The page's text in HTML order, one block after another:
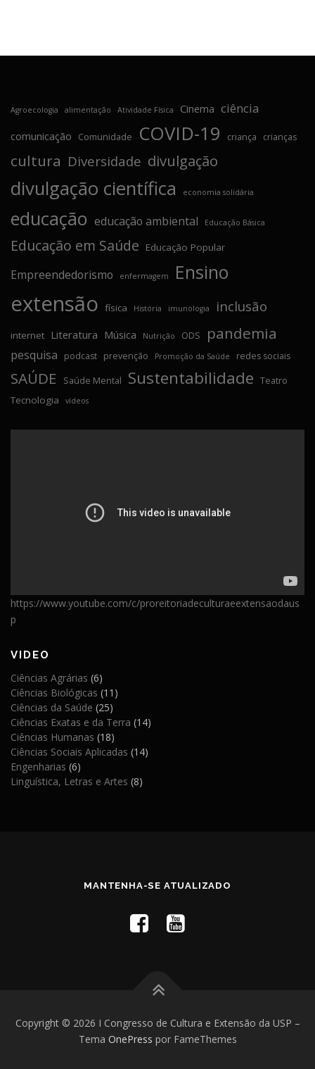
Agroecologia alimentação Atividade Física Cinema ciência
comunicação Comunidade COVID-19 criança crianças
cultura Diversidade divulgação
divulgação científica economia solidária
educação educação ambiental Educação Básica
Educação em Saúde Educação Popular
Empreendedorismo enfermagem Ensino
extensão física História imunologia inclusão
internet Literatura Música Nutrição ODS pandemia
pesquisa podcast prevenção Promoção da Saúde redes sociais
SAÚDE Saúde Mental Sustentabilidade Teatro
Tecnologia vídeos
https://www.youtube.com/c/proreitoriadeculturaeextensaodaus
p
VIDEO
Ciências Agrárias (6)
Ciências Biológicas (11)
Ciências da Saúde (25)
Ciências Exatas e da Terra (14)
Ciências Humanas (18)
Ciências Sociais Aplicadas (14)
Engenharias (6)
Linguística, Letras e Artes (8)
MANTENHA-SE ATUALIZADO
Copyright © 2026 I Congresso de Cultura e Extensão da USP –
Tema OnePress por FameThemes